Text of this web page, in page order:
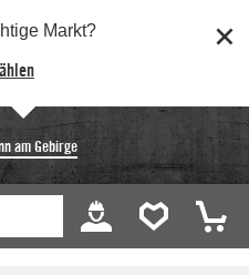
Markt?
am Gebirge